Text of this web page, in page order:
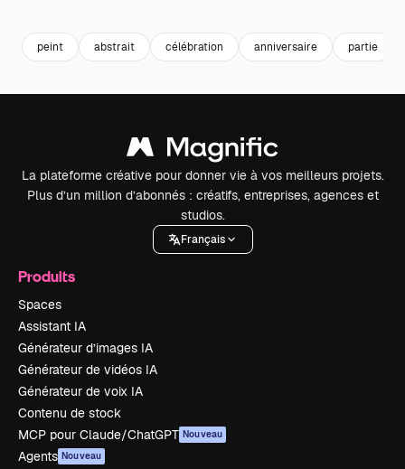
peint abstrait célébration anniversaire partie
La plateforme créative pour donner vie à vos meilleurs projets.
Plus d’un million d’abonnés : créatifs, entreprises, agences et
studios.
Français
Produits
Spaces
Assistant IA
Générateur d’images IA
Générateur de vidéos IA
Générateur de voix IA
Contenu de stock
MCP pour Claude/ChatGPT Nouveau
Agents Nouveau